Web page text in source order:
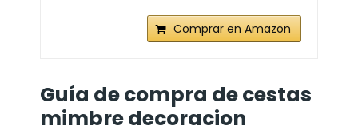
Comprar en Amazon
Guía de compra decestas
mimbre decoracion